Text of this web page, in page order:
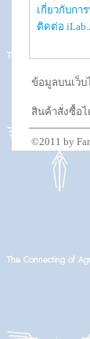
เกี่ยวกับกา
ติดต่อ
ข้อมูลบนเว็
สินค้าสั่งซื้อ
©2011 by